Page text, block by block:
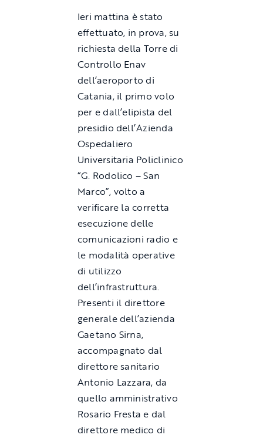
Ieri mattina è stato
effettuato, in prova, su
richiesta della Torre di
Controllo Enav
dell’aeroporto di
Catania, il primo volo
per e dall’elipista del
presidio dell’Azienda
Ospedaliero
Universitaria Policlinico
“G. Rodolico – San
Marco”, volto a
verificare la corretta
esecuzione delle
comunicazioni radio e
le modalità operative
di utilizzo
dell’infrastruttura.
Presenti il direttore
generale dell’azienda
Gaetano Sirna,
accompagnato dal
direttore sanitario
Antonio Lazzara, da
quello amministrativo
Rosario Fresta e dal
direttore medico di